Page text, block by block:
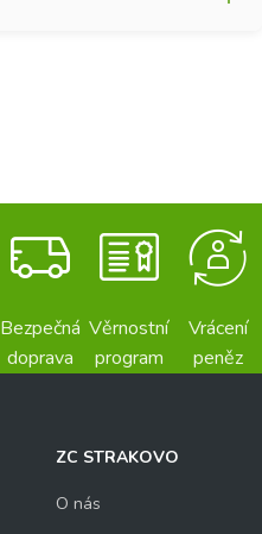
Příjmení
Bezpečná
doprava
Věrnostní
program
Vrácení
peněz
ZC STRAKOVO
O nás